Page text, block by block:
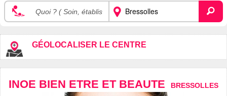
GÉOLOCALISER LE CENTRE
INOE BIEN ETRE ET BEAUTE BRESSOLLES